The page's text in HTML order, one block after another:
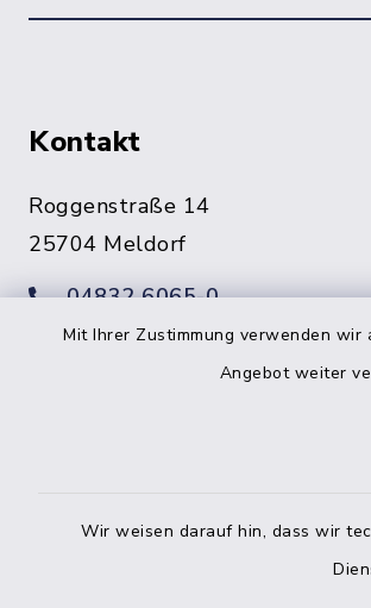
Mit Ihrer Zustimmung verwenden
Angebot weiter
Wir weisen darauf hin, dass wir
Kontakt
Roggenstraße 14
25704 Meldorf
04832 6065-0
04832 6065-215